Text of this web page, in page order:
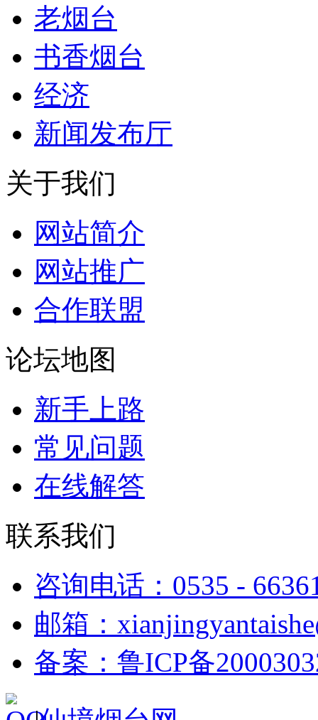
老烟台
书香烟台
经济
新闻发布厅
关于我们
网站简介
网站推广
合作联盟
论坛地图
新手上路
常见问题
在线解答
联系我们
咨询电话：0535 -
邮箱：
备案：鲁ICP备